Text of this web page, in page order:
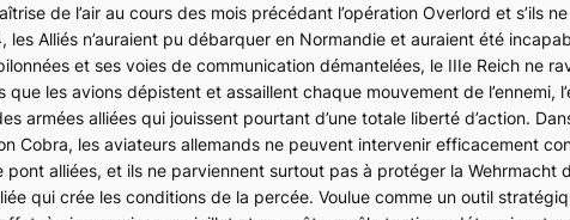
de l’air au cours des mois précédant l’opération Overlord et s’ils
les Alliés n’auraient pu débarquer en Normandie et auraient été
et ses voies de communication démantelées, le IIIe Reich ne
les avions dépistent et assaillent chaque mouvement de l’ennemi,
armées alliées qui jouissent pourtant d’une totale liberté d’action.
Cobra, les aviateurs allemands ne peuvent intervenir efficacement
alliées, et ils ne parviennent surtout pas à protéger la Wehrmacht
qui crée les conditions de la percée. Voulue comme un outil